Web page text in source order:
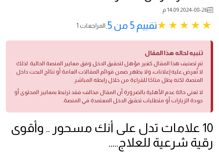
2024-08-26 14:09 م
تقييم 5 من 5. 1 المراجعات
تنبيه لحاله هذا المقال
تم تصنيف هذا المقال كغير مؤهل لتحقيق الدخل وفق معايير المنصة الحالية. لذلك
لا تُعرض عليه إعلانات، ولا يظهر ضمن قوائم المقالات العامة أو نتائج البحث داخل
المنصة، لكنه يظل متاحًا للقراءة من خلال رابطه المباشر.
لا تعني حالة عدم الأهلية بالضرورة أن المقال مخالف؛ فقد ترتبط بمعايير المحتوى أو
جودة الزيارات أو متطلبات تحقيق الدخل المعتمدة في المنصة.
10 علامات تدل على أنك مسحور .. وأقوى
رقية شرعية للعلاج…..